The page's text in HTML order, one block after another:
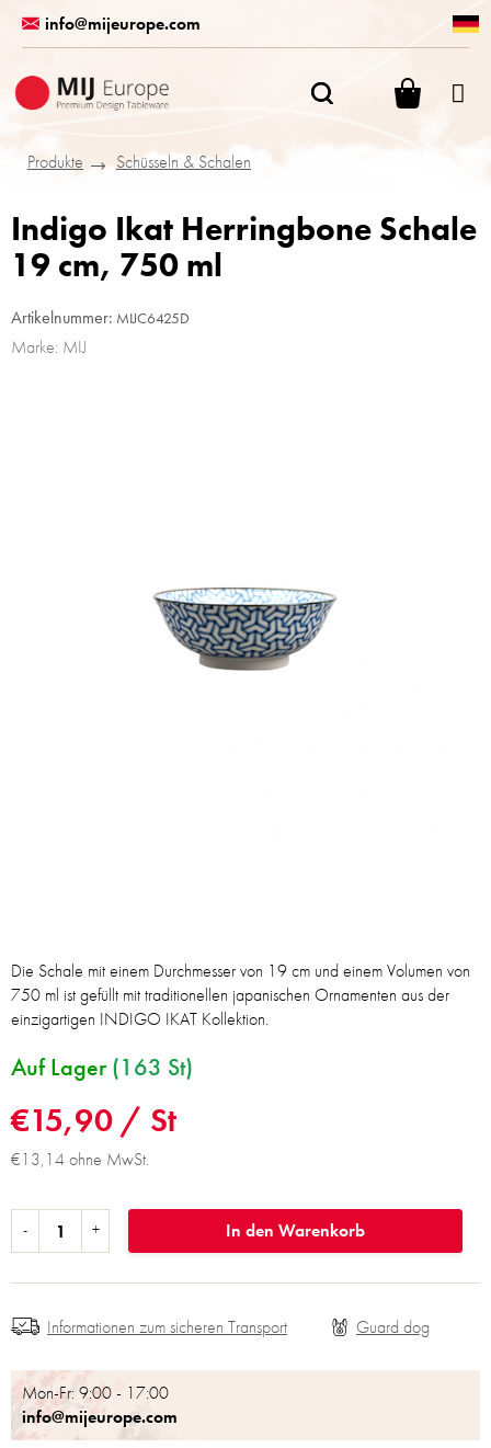
Inhalt
springen
info@mijeurope.com
Produkte Schüsseln & Schalen
Indigo Ikat Herringbone Schale
19 cm, 750 ml
Artikelnummer: MIJC6425D
Marke: MIJ
€15,90 / St
€13,14 ohne MwSt.
Auf Lager(163 St)
In den Warenkorb
Die Schale mit einem Durchmesser von 19 cm und einem Volumen von
750 ml ist gefüllt mit traditionellen japanischen Ornamenten aus der
einzigartigen INDIGO IKAT Kollektion.
Mon-Fr: 9:00 - 17:00
info@mijeurope.com
Informationen zum sicheren Transport